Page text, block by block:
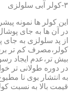
۳-کولر آبی سلولزی
این کولر ها نمونه
در آن ها به جای
از پد سلولزی به
کولر،مصرف کم تر
بیش تر،عدم ایجاد
در دوره طولانی تر
به انتشار بوی نا
قیمت بالا به نسبت